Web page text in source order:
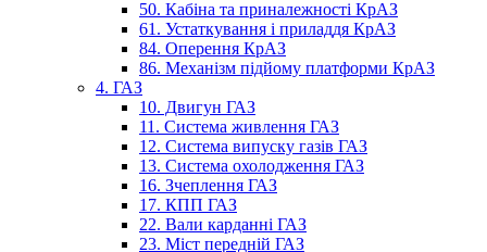
50. Кабіна та приналежності КрАЗ
61. Устаткування і приладдя КрАЗ
84. Оперення КрАЗ
86. Механізм підйому платформи КрАЗ
4. ГАЗ
10. Двигун ГАЗ
11. Система живлення ГАЗ
12. Система випуску газів ГАЗ
13. Система охолодження ГАЗ
16. Зчеплення ГАЗ
17. КПП ГАЗ
22. Вали карданні ГАЗ
23. Міст передній ГАЗ